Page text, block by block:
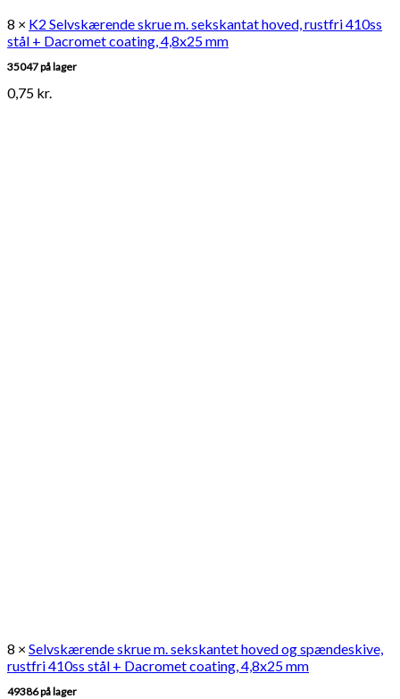
8 × K2 Selvskærende skrue m. sekskantat hoved, rustfri 410ss
stål + Dacromet coating, 4,8x25 mm
35047 på lager
0,75 kr.
8 × Selvskærende skrue m. sekskantet hoved og spændeskive,
rustfri 410ss stål + Dacromet coating, 4,8x25 mm
49386 på lager